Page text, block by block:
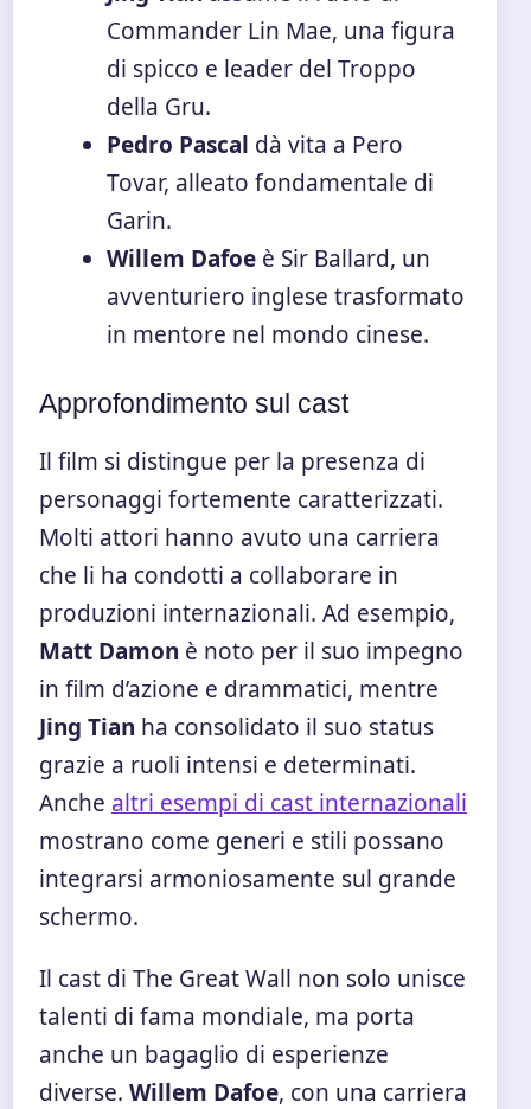
Commander Lin Mae, una figura
di spicco e leader del Troppo
della Gru.
Pedro Pascal dà vita a Pero
Tovar, alleato fondamentale di
Garin.
Willem Dafoe è Sir Ballard, un
avventuriero inglese trasformato
in mentore nel mondo cinese.
Approfondimento sul cast
Il film si distingue per la presenza di
personaggi fortemente caratterizzati.
Molti attori hanno avuto una carriera
che li ha condotti a collaborare in
produzioni internazionali. Ad esempio,
Matt Damon è noto per il suo impegno
in film d’azione e drammatici, mentre
Jing Tian ha consolidato il suo status
grazie a ruoli intensi e determinati.
Anche altri esempi di cast internazionali
mostrano come generi e stili possano
integrarsi armoniosamente sul grande
schermo.
Il cast di The Great Wall non solo unisce
talenti di fama mondiale, ma porta
anche un bagaglio di esperienze
diverse. Willem Dafoe, con una carriera